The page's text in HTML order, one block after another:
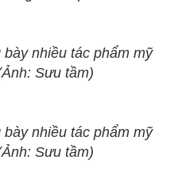
nhiều tác phẩm mỹ
Sưu tầm)
nhiều tác phẩm mỹ
Sưu tầm)